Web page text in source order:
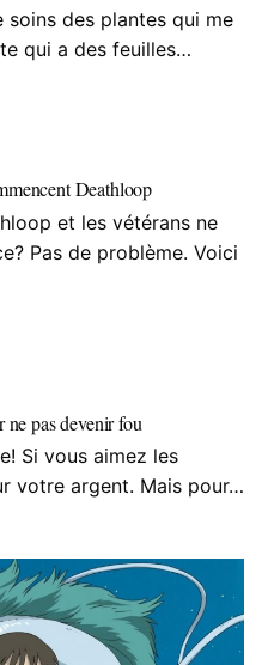
des plantes qui me
qui a des feuilles…
Deathloop
et les vétérans ne
Pas de problème. Voici
pas devenir fou
Si vous aimez les
votre argent. Mais pour…